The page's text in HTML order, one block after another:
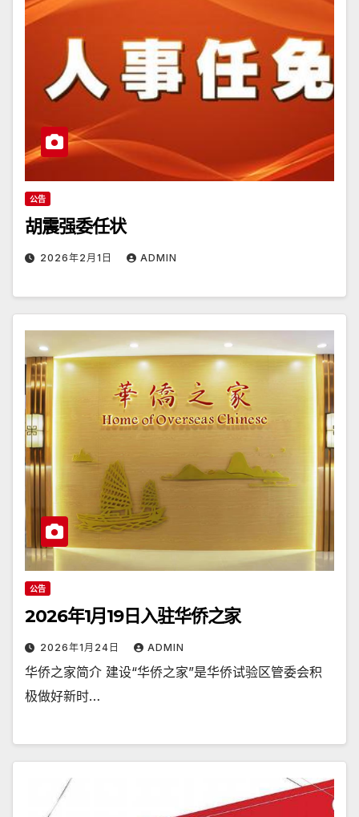
公告
胡震强委任状
2026年2月1日 ADMIN
公告
2026年1月19日入驻华侨之家
2026年1月24日 ADMIN
华侨之家简介 建设“华侨之家”是华侨试验区管委会积
极做好新时…